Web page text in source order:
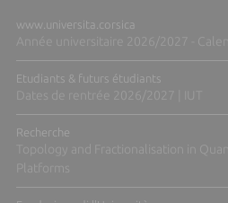
www.universita.corsica
Année universitaire 2026/2027 -
Etudiants & futurs étudiants
Dates de rentrée 2026/2027 | IUT
Recherche
Topology and Fractionalisation in
Platforms